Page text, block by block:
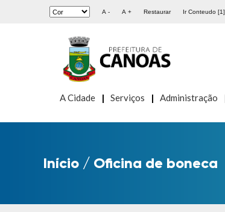
A - A + Restaurar Ir Conteudo [1]
A Cidade Serviços Administração
Início / Oficina de boneca